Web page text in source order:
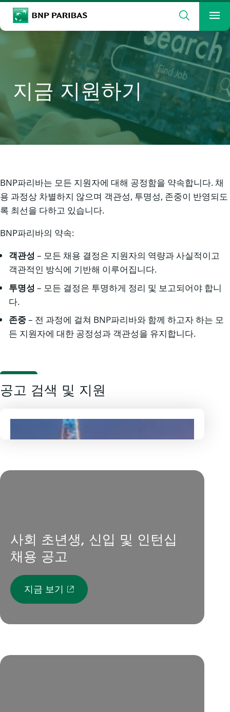
BNP Paribas
검색
검색할 용어를 입력하십시오
메뉴
지금 지원하기
BNP파리바는 모든 지원자에 대해 공정함을 약속합니다. 채
용 과정상 차별하지 않으며 객관성, 투명성, 존중이 반영되도
록 최선을 다하고 있습니다.
BNP파리바의 약속:
객관성 – 모든 채용 결정은 지원자의 역량과 사실적이고
객관적인 방식에 기반해 이루어집니다.
투명성 – 모든 결정은 투명하게 정리 및 보고되어야 합니
다.
존중– 전 과정에 걸쳐 BNP파리바와 함께 하고자 하는 모
든 지원자에 대한 공정성과 객관성을 유지합니다.
공고 검색 및 지원
사회 초년생, 신입 및 인턴십
채용 공고
지금 보기